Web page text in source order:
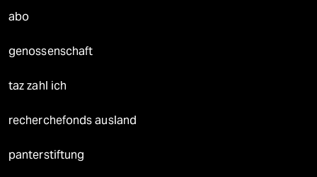
abo
genossenschaft
taz zahl ich
recherchefonds ausland
panterstiftung